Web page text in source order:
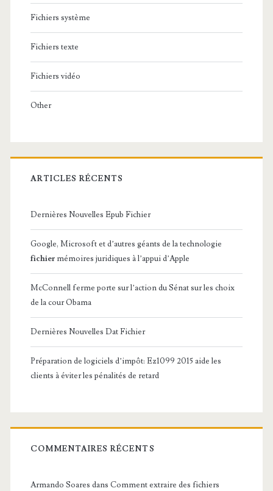
Fichiers système
Fichiers texte
Fichiers vidéo
Other
ARTICLES RÉCENTS
Dernières Nouvelles Epub Fichier
Google, Microsoft et d’autres géants de la technologie
fichier mémoires juridiques à l’appui d’Apple
McConnell ferme porte sur l’action du Sénat sur les choix
de la cour Obama
Dernières Nouvelles Dat Fichier
Préparation de logiciels d’impôt: Ez1099 2015 aide les
clients à éviter les pénalités de retard
COMMENTAIRES RÉCENTS
Armando Soares dans Comment extraire des fichiers